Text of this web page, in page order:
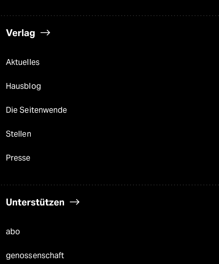
Verlag
Aktuelles
Hausblog
Die Seitenwende
Stellen
Presse
Unterstützen
abo
genossenschaft